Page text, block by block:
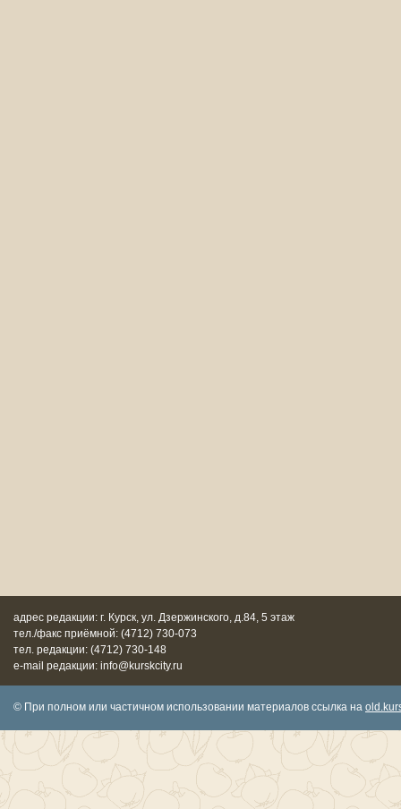
адрес редакции: г. Курск, ул. Дзержинского, д.84, 5 этаж
тел./факс приёмной: (4712) 730-073
тел. редакции: (4712) 730-148
e-mail редакции: info@kurskcity.ru
© При полном или частичном использовании материалов ссылка на